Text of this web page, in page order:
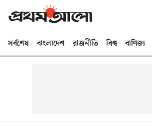
সর্বশেষ বাংলাদেশ রাজনীতি বিশ্ব বাণিজ্য